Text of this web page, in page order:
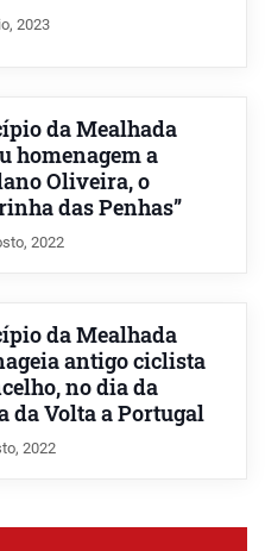
2023
da Mealhada
homenagem a
Oliveira, o
das Penhas”
2022
da Mealhada
antigo ciclista
no dia da
da Volta a Portugal
2022